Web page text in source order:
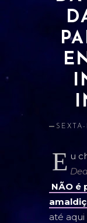
E u
NÃO é
até aqui